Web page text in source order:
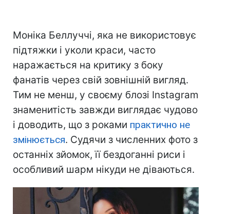
Моніка Беллуччі, яка не використовує
підтяжки і уколи краси, часто
наражається на критику з боку
фанатів через свій зовнішній вигляд.
Тим не менш, у своєму блозі Instagram
знаменитість завжди виглядає чудово
і доводить, що з роками практично не
змінюється. Судячи з численних фото з
останніх зйомок, її бездоганні риси і
особливий шарм нікуди не діваються.